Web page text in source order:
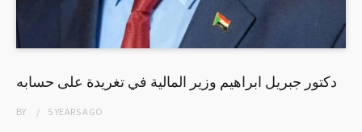
دكتور جبريل ابراهيم وزير المالية في تغريدة على حسابه
BY 5 YEARSAGO